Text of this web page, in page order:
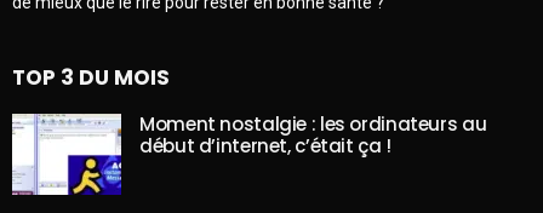
TOP 3 DU MOIS
Moment nostalgie : les ordinateurs au
début d’internet, c’était ça !